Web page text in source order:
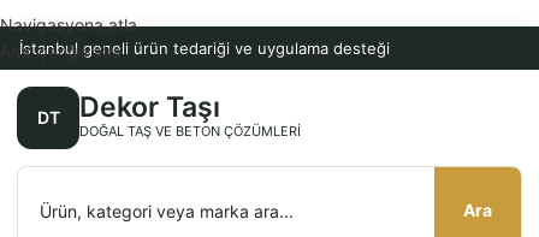
İstanbul geneli ürün tedariği ve uygulama desteği
DT Dekor Taşı
DOĞAL TAŞ VE BETON ÇÖZÜMLERI
Ara
Navigasyona atla
Ana içeriğe atla